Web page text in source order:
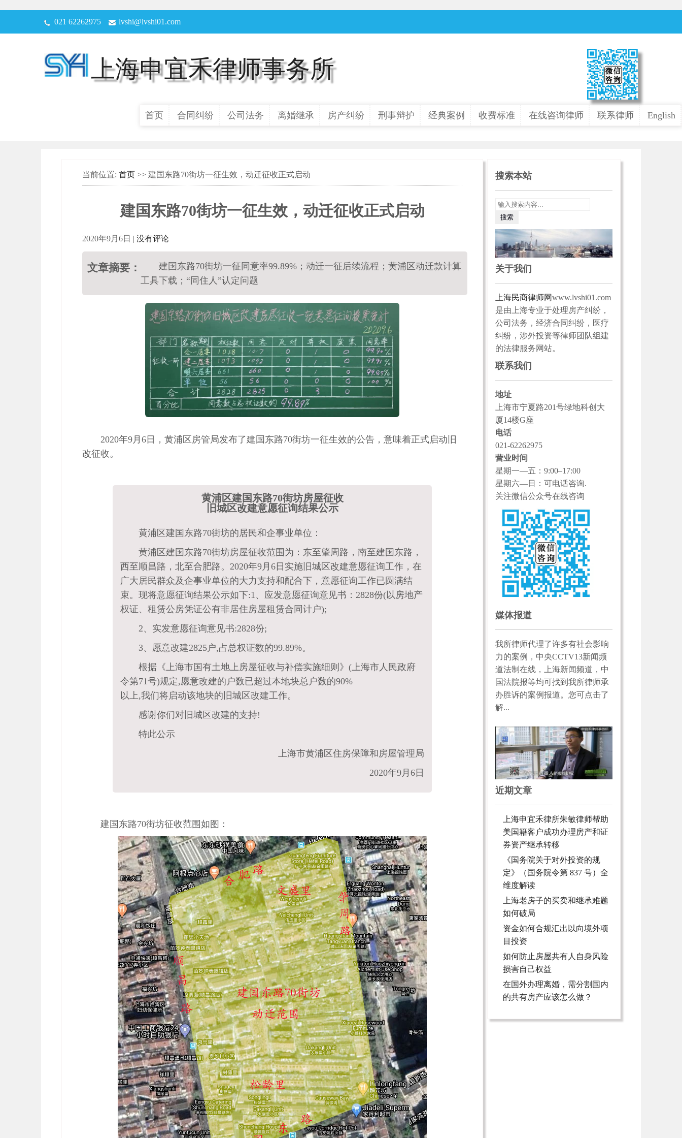
021 62262975 lvshi@lvshi01.com
上海申宜禾律师事务所
首页 合同纠纷 公司法务 离婚继承 房产纠纷 刑事辩护 经典案例 收费标准 在线咨询律师 联系律师 English
当前位置: 首页 >> 建国东路70街坊一征生效，动迁征收正式启动
建国东路70街坊一征生效，动迁征收正式启动
2020年9月6日 | 没有评论
文章摘要：
建国东路70街坊一征同意率99.89%；动迁一征后续流程；黄浦区动迁款计算
工具下载；“同住人”认定问题
2020年9月6日，黄浦区房管局发布了建国东路70街坊一征生效的公告，意味着正式启动旧
改征收。
黄浦区建国东路70街坊房屋征收
旧城区改建意愿征询结果公示
黄浦区建国东路70街坊的居民和企事业单位：
黄浦区建国东路70街坊房屋征收范围为：东至肇周路，南至建国东路，
西至顺昌路，北至合肥路。2020年9月6日实施旧城区改建意愿征询工作，在
广大居民群众及企事业单位的大力支持和配合下，意愿征询工作已圆满结
束。现将意愿征询结果公示如下:1、应发意愿征询意见书：2828份(以房地产
权证、租赁公房凭证公有非居住房屋租赁合同计户);
2、实发意愿征询意见书:2828份;
3、愿意改建2825户,占总权证数的99.89%。
根据《上海市国有土地上房屋征收与补偿实施细则》(上海市人民政府
令第71号)规定,愿意改建的户数已超过本地块总户数的90%
以上,我们将启动该地块的旧城区改建工作。
感谢你们对旧城区改建的支持!
特此公示
上海市黄浦区住房保障和房屋管理局
2020年9月6日
建国东路70街坊征收范围如图：
搜索本站
关于我们
上海民商律师网www.lvshi01.com
是由上海专业于处理房产纠纷，
公司法务，经济合同纠纷，医疗
纠纷，涉外投资等律师团队组建
的法律服务网站。
联系我们
地址
上海市宁夏路201号绿地科创大
厦14楼G座
电话
021-62262975
营业时间
星期一—五：9:00–17:00
星期六—日：可电话咨询.
关注微信公众号在线咨询
媒体报道
我所律师代理了许多有社会影响
力的案例，中央CCTV13新闻频
道法制在线，上海新闻频道，中
国法院报等均可找到我所律师承
办胜诉的案例报道。您可点击了
解...
近期文章
上海申宜禾律所朱敏律师帮助
美国籍客户成功办理房产和证
券资产继承转移
《国务院关于对外投资的规
定》（国务院令第 837 号）全
维度解读
上海老房子的买卖和继承难题
如何破局
资金如何合规汇出以向境外项
目投资
如何防止房屋共有人自身风险
损害自己权益
在国外办理离婚，需分割国内
的共有房产应该怎么做？